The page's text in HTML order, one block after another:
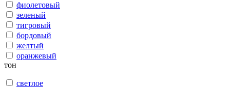
фиолетовый
зеленый
тигровый
бордовый
желтый
оранжевый
тон
светлое